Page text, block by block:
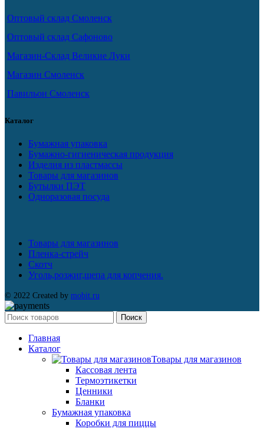
Оптовый склад Смоленск
Оптовый склад Сафоново
Магазин-Склад Великие Луки
Магазин Смоленск
Павильон Смоленск
Каталог
Бумажная упаковка
Бумажно-гигиеническая продукция
Изделия из пластмассы
Товары для магазинов
Бутылки ПЭТ
Одноразовая посуда
Товары для магазинов
Пленка-стрейч
Скотч
Уголь,розжиг,щепа для копчения.
© 2022 Created by mobit.ru
Поиск
Главная
Каталог
Товары для магазинов
Кассовая лента
Термоэтикетки
Ценники
Бланки
Бумажная упаковка
Коробки для пиццы